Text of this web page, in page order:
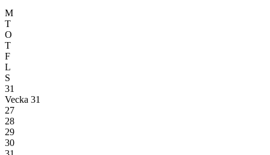
M
T
O
T
F
L
S
31
Vecka 31
27
28
29
30